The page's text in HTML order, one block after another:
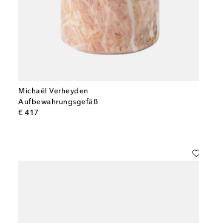
Michaël Verheyden
Aufbewahrungsgefäß
€ 417
original price